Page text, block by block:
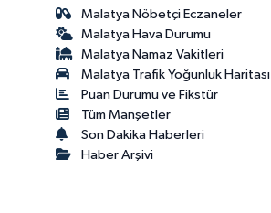
Malatya Nöbetçi Eczaneler
Malatya Hava Durumu
Malatya Namaz Vakitleri
Malatya Trafik Yoğunluk Haritası
Puan Durumu ve Fikstür
Tüm Manşetler
Son Dakika Haberleri
Haber Arşivi